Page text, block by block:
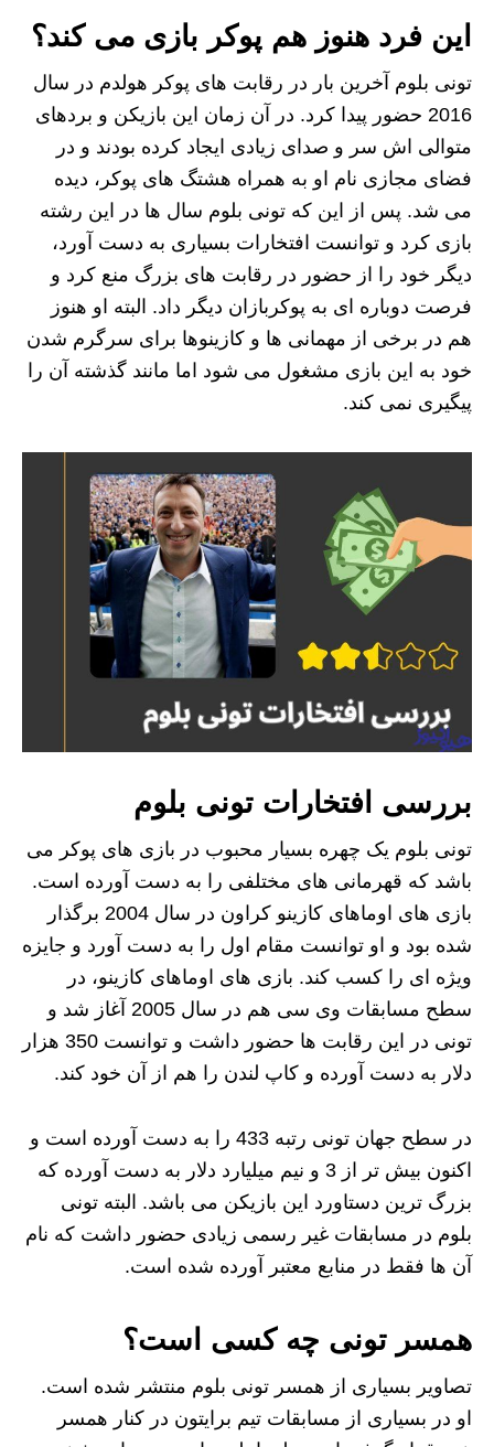
این فرد هنوز هم پوکر بازی می کند؟
تونی بلوم آخرین بار در رقابت های پوکر هولدم در سال
2016 حضور پیدا کرد. در آن زمان این بازیکن و بردهای
متوالی اش سر و صدای زیادی ایجاد کرده بودند و در
فضای مجازی نام او به همراه هشتگ های پوکر، دیده
می شد. پس از این که تونی بلوم سال ها در این رشته
بازی کرد و توانست افتخارات بسیاری به دست آورد،
دیگر خود را از حضور در رقابت های بزرگ منع کرد و
فرصت دوباره ای به پوکربازان دیگر داد. البته او هنوز
هم در برخی از مهمانی ها و کازینوها برای سرگرم شدن
خود به این بازی مشغول می شود اما مانند گذشته آن را
پیگیری نمی کند.
بررسی افتخارات تونی بلوم
تونی بلوم یک چهره بسیار محبوب در بازی های پوکر می
باشد که قهرمانی های مختلفی را به دست آورده است.
بازی های اوماهای کازینو کراون در سال 2004 برگذار
شده بود و او توانست مقام اول را به دست آورد و جایزه
ویژه ای را کسب کند. بازی های اوماهای کازینو، در
سطح مسابقات وی سی هم در سال 2005 آغاز شد و
تونی در این رقابت ها حضور داشت و توانست 350 هزار
دلار به دست آورده و کاپ لندن را هم از آن خود کند.
در سطح جهان تونی رتبه 433 را به دست آورده است و
اکنون بیش تر از 3 و نیم میلیارد دلار به دست آورده که
بزرگ ترین دستاورد این بازیکن می باشد. البته تونی
بلوم در مسابقات غیر رسمی زیادی حضور داشت که نام
آن ها فقط در منابع معتبر آورده شده است.
همسر تونی چه کسی است؟
تصاویر بسیاری از همسر تونی بلوم منتشر شده است.
او در بسیاری از مسابقات تیم برایتون در کنار همسر